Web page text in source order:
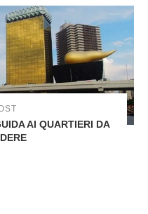
AI QUARTIERI DA